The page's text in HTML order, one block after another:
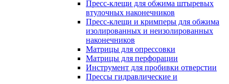
Пресс-клещи для обжима штыревых
втулочных наконечников
Пресс-клещи и кримперы для обжима
изолированных и неизолированных
наконечников
Матрицы для опрессовки
Матрицы для перфорации
Инструмент для пробивки отверстии
Прессы гидравлические и